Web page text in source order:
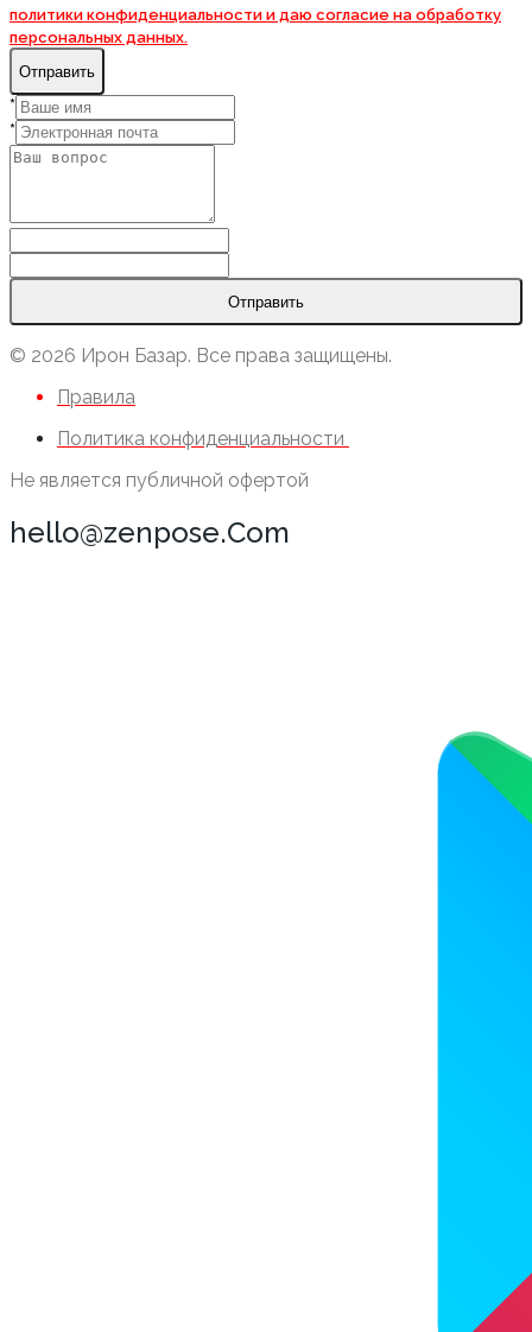
политики конфиденциальности и даю согласие на обработку
персональных данных.
Отправить
*
*
Отправить
© 2026 Ирон Базар. Все права защищены.
Правила
Политика конфиденциальности
Не является публичной офертой
hello@zenpose.Com